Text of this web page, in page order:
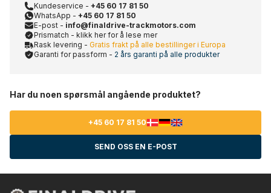
Kundeservice - +45 60 17 81 50
WhatsApp - +45 60 17 81 50
E-post - info@finaldrive-trackmotors.com
Prismatch - klikk her for å lese mer
Rask levering - Gratis frakt på alle bestillinger i Europa
Garanti for passform - 2 års garanti på alle produkter
Har du noen spørsmål angående produktet?
+45 60 17 81 50
SEND OSS EN E-POST